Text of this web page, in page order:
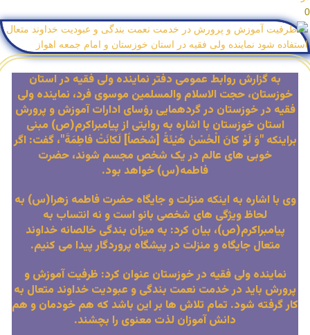
0
به گزارش روابط عمومی دفتر نماینده ولی فقیه در استان
خوزستان، حجت الاسلام والمسلمین موسوی فرد، نماینده ولی
فقیه در خوزستان در گردهمایی رؤسای ادارات آموزش و پرورش
استان خوزستان با اشاره به روایتی از پیامبراکرم(ص) مبنی
براینکه "وَ لَوْ كانَ الْحُسْنُ هَيْئَةً [شخصاً] لَكانَتْ فاطِمَةَ"، گفت: اگر
خوبی های عالم در یک شخص مجسم شوند، حضرت
فاطمه(س) خواهد بود.
وی با اشاره به اینکه منزلت و جایگاه حضرت فاطمه زهرا(س) به
لحاظ ویژگی های شخصی بانو است و نه انتساب به
پیامبراکرم(ص)، بیان کرد: به میزان بندگی خالصانه خداوند
متعال جایگاه و منزلت در پیشگاه پروردگار پیدا می کنیم.
نماینده ولی فقیه در خوزستان عنوان کرد: ظرفیت آموزش و
پرورش باید در خدمت نعمت بندگی و عبودیت خداوند متعال به
کار گرفته شود. تمام تلاش ها بر این باشد که هم خودمان و هم
دانش آموزان لذت معنوی را بچشند.